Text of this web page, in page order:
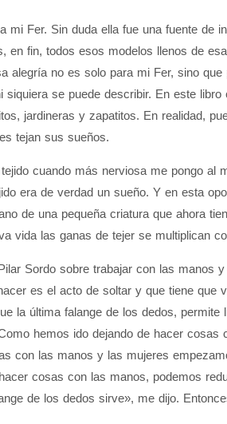
Fer. Sin duda ella fue una fuente de
en fin, todos esos modelos llenos de
alegría no es solo para mi Fer, sino
se puede describir. En este
jardineras y zapatitos. En realidad,
tejan sus sueños.
cuando más nerviosa me pongo al
era de verdad un sueño. Y en esta
de una pequeña criatura que ahora
vida las ganas de tejer se multiplican
Sordo sobre trabajar con las manos
es el acto de soltar y que tiene que
la última falange de los dedos,
hemos ido dejando de hacer
con las manos y las mujeres
cosas con las manos, podemos
de los dedos sirve», me dijo.